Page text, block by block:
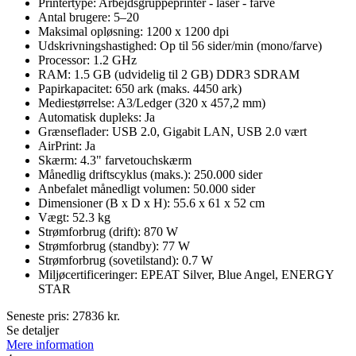
Printertype: Arbejdsgruppeprinter - laser - farve
Antal brugere: 5–20
Maksimal opløsning: 1200 x 1200 dpi
Udskrivningshastighed: Op til 56 sider/min (mono/farve)
Processor: 1.2 GHz
RAM: 1.5 GB (udvidelig til 2 GB) DDR3 SDRAM
Papirkapacitet: 650 ark (maks. 4450 ark)
Mediestørrelse: A3/Ledger (320 x 457,2 mm)
Automatisk dupleks: Ja
Grænseflader: USB 2.0, Gigabit LAN, USB 2.0 vært
AirPrint: Ja
Skærm: 4.3" farvetouchskærm
Månedlig driftscyklus (maks.): 250.000 sider
Anbefalet månedligt volumen: 50.000 sider
Dimensioner (B x D x H): 55.6 x 61 x 52 cm
Vægt: 52.3 kg
Strømforbrug (drift): 870 W
Strømforbrug (standby): 77 W
Strømforbrug (sovetilstand): 0.7 W
Miljøcertificeringer: EPEAT Silver, Blue Angel, ENERGY
STAR
Seneste pris: 27836 kr.
Se detaljer
Mere information